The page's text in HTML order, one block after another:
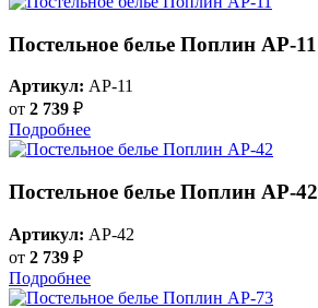
Постельное белье Поплин AP-11
Артикул: AP-11
от 2 739 ₽
Подробнее
Постельное белье Поплин AP-42
Артикул: AP-42
от 2 739 ₽
Подробнее